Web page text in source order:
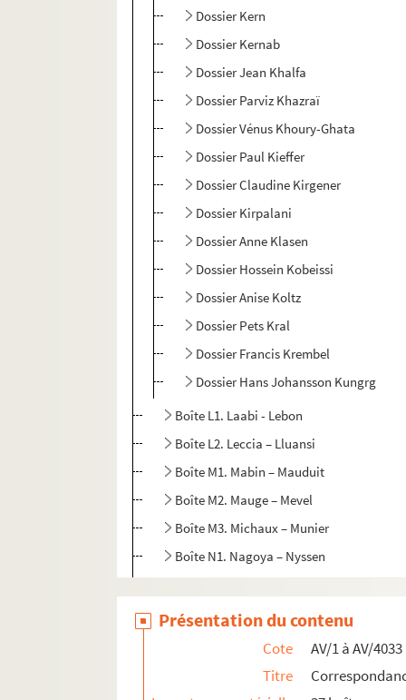
Dossier Kern
Dossier Kernab
Dossier Jean Khalfa
Dossier Parviz Khazraï
Dossier Vénus Khoury-Ghata
Dossier Paul Kieffer
Dossier Claudine Kirgener
Dossier Kirpalani
Dossier Anne Klasen
Dossier Hossein Kobeissi
Dossier Anise Koltz
Dossier Pets Kral
Dossier Francis Krembel
Dossier Hans Johansson Kungrg
Boîte L1. Laabi - Lebon
Boîte L2. Leccia – Lluansi
Boîte M1. Mabin – Mauduit
Boîte M2. Mauge – Mevel
Boîte M3. Michaux – Munier
Boîte N1. Nagoya – Nyssen
Boîte P1. Pakenlin – Petracco
Boîte P2. Pey - Pinot
Boîte P3. Piot – Py
Présentation du contenu
Cote
AV/1 à AV/4033
Titre